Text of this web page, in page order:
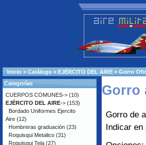
Inicio » Catálogo » EJÉRCITO DEL AIRE » Gorro
Gorro
Gorro de
Indicar
Categorías
CUERPOS COMUNES-> (10)
EJÉRCITO DEL AIRE-> (153)
Bordado Uniformes Ejercito
Aire (12)
Hombreras graduación (23)
Roquisqui Metalico (31)
Roquisqui Tela (27)